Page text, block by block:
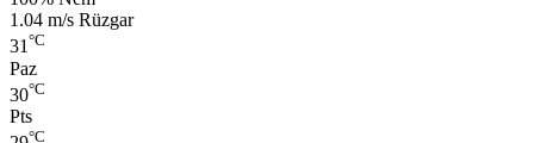
Rüzgar:
1.04 m/s Rüzgar
31°C
Paz
30°C
Pts
°C